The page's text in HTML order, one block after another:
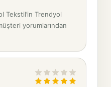
Tekstil’in Trendyol
yorumlarından